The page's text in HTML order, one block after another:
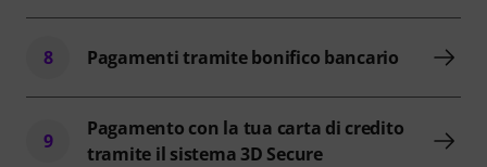
8 Pagamenti tramite bonifico bancario
9
Pagamento con la tua carta di credito
tramite il sistema 3D Secure